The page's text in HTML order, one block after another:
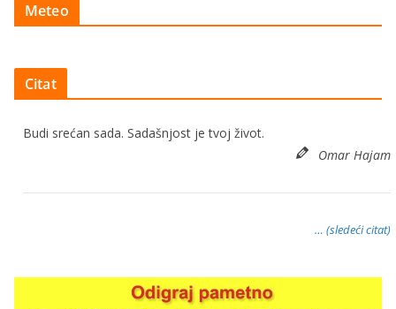
Meteo
Citat
Budi srećan sada. Sadašnjost je tvoj život.
Omar Hajam
… (sledeći citat)